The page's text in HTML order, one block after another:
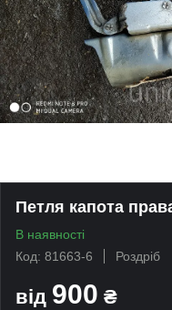
Петля капота
В наявності
Код: 81663-6
Роздріб
від 900 ₴